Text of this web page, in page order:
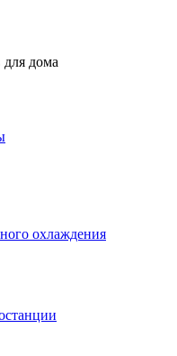
для дома
охлаждения